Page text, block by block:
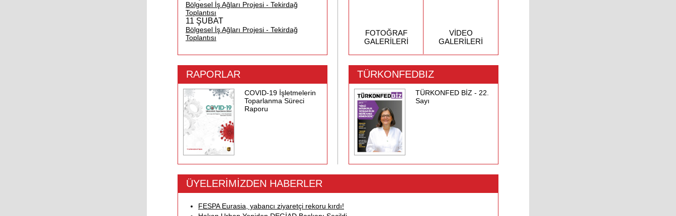
Bölgesel İş Ağları Projesi - Tekirdağ
Toplantısı
11 ŞUBAT
Bölgesel İş Ağları Projesi - Tekirdağ
Toplantısı
RAPORLAR
COVID-19 İşletmelerin
Toparlanma Süreci
Raporu
FOTOĞRAF
GALERİLERİ
VİDEO
GALERİLERİ
TÜRKONFEDBIZ
TÜRKONFED BİZ - 22.
Sayı
ÜYELERİMİZDEN HABERLER
FESPA Eurasia, yabancı ziyaretçi rekoru kırdı!